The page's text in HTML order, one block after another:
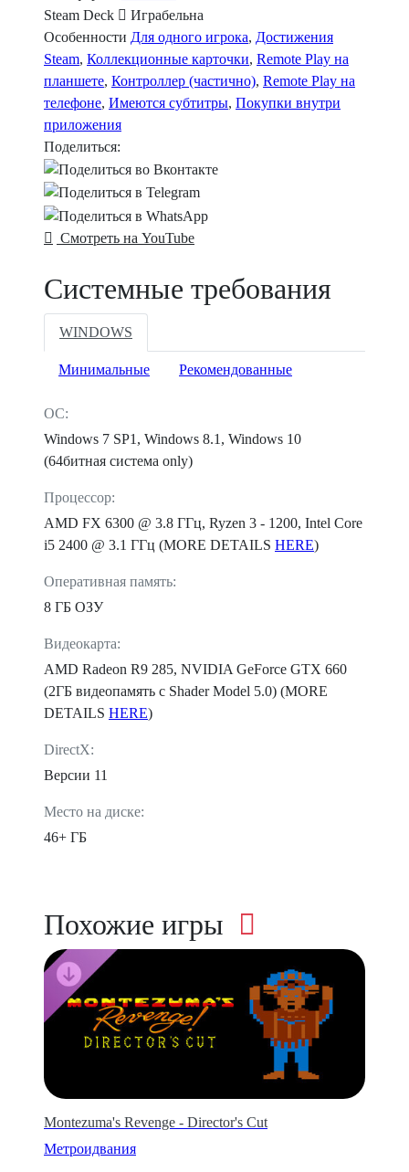
Steam Deck
Играбельна
Особенности Для одного игрока, Достижения
Steam, Коллекционные карточки, Remote Play на
планшете, Контроллер (частично), Remote Play на
телефоне, Имеются субтитры, Покупки внутри
приложения
Поделиться:
Смотреть на YouTube
Системные требования
WINDOWS
Минимальные Рекомендованные
ОС:
Windows 7 SP1, Windows 8.1, Windows 10
(64битная система only)
Процессор:
AMD FX 6300 @ 3.8 ГГц, Ryzen 3 - 1200, Intel Core
i5 2400 @ 3.1 ГГц (MORE DETAILS HERE)
Оперативная память:
8 ГБ ОЗУ
Видеокарта:
AMD Radeon R9 285, NVIDIA GeForce GTX 660
(2ГБ видеопамять c Shader Model 5.0) (MORE
DETAILS HERE)
DirectX:
Версии 11
Место на диске:
46+ ГБ
Похожие игры
Montezuma's Revenge - Director's Cut
Метроидвания